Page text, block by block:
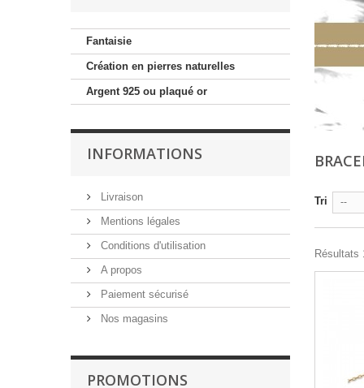
Fantaisie
Création en pierres naturelles
Argent 925 ou plaqué or
INFORMATIONS
Livraison
Mentions légales
Conditions d'utilisation
A propos
Paiement sécurisé
Nos magasins
PROMOTIONS
Tri --
Résultats